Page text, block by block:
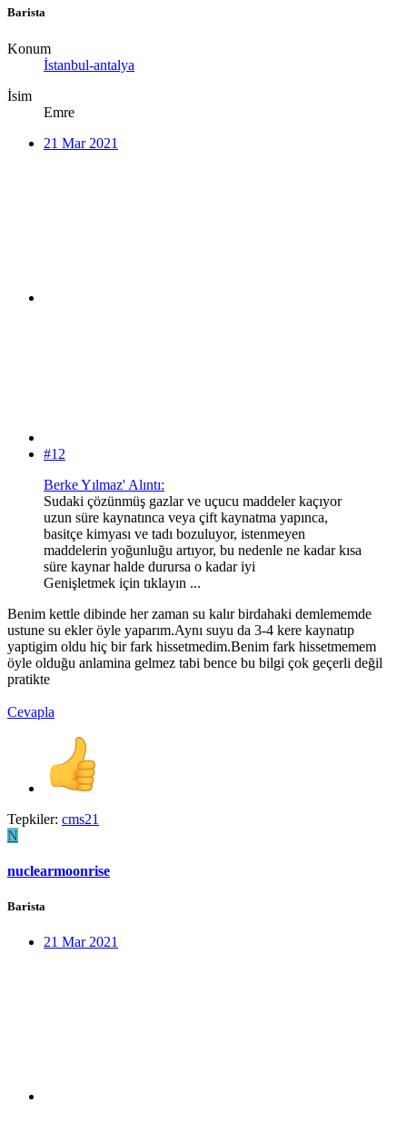
Barista
Konum
İstanbul-antalya
İsim
Emre
21 Mar 2021
#12
Berke Yılmaz' Alıntı:
Sudaki çözünmüş gazlar ve uçucu maddeler kaçıyor
uzun süre kaynatınca veya çift kaynatma yapınca,
basitçe kimyası ve tadı bozuluyor, istenmeyen
maddelerin yoğunluğu artıyor, bu nedenle ne kadar kısa
süre kaynar halde durursa o kadar iyi
Genişletmek için tıklayın ...
Benim kettle dibinde her zaman su kalır birdahaki demlememde
ustune su ekler öyle yaparım.Aynı suyu da 3-4 kere kaynatıp
yaptigim oldu hiç bir fark hissetmedim.Benim fark hissetmemem
öyle olduğu anlamina gelmez tabi bence bu bilgi çok geçerli değil
pratikte
Cevapla
Tepkiler: cms21
N
nuclearmoonrise
Barista
21 Mar 2021